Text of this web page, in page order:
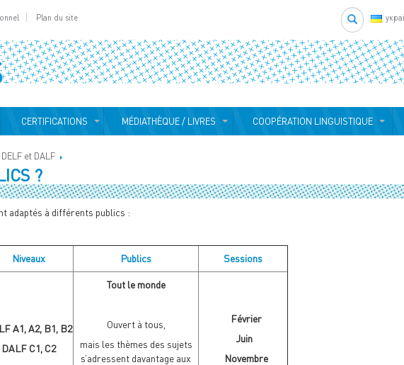
Plan du site Search
CERTIFICATIONS MÉDIATHÈQUE / LIVRES COOPÉRATION LINGUISTIQUE
DELF et DALF
?
adaptés à différents publics :
Niveaux Publics Sessions
A1, A2, B1, B2
DALF C1, C2
Tout le monde
Ouvert à tous,
mais les thèmes des sujets
s’adressent davantage aux
Février
Juin
Novembre